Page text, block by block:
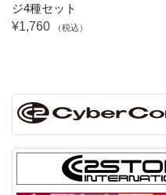
ジ4種セット
¥1,760
（税込）